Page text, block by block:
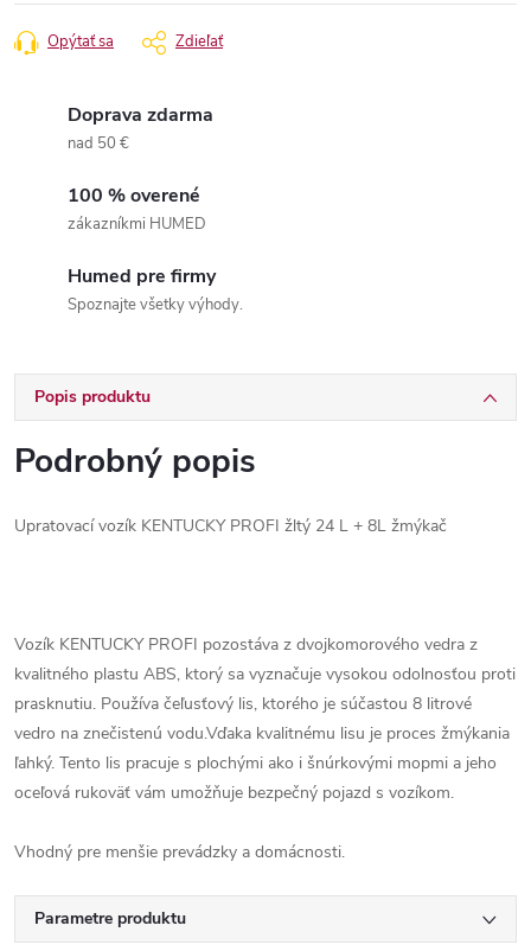
Opýtať sa Zdieľať
Doprava zdarma
nad 50 €
100 % overené
zákazníkmi HUMED
Humed pre firmy
Spoznajte všetky výhody.
Popis produktu
Podrobný popis
Upratovací vozík KENTUCKY PROFI žltý 24 L + 8L žmýkač
Vozík KENTUCKY PROFI pozostáva z dvojkomorového vedra z
kvalitného plastu ABS, ktorý sa vyznačuje vysokou odolnosťou proti
prasknutiu. Používa čeľusťový lis, ktorého je súčastou 8 litrové
vedro na znečistenú vodu.Vďaka kvalitnému lisu je proces žmýkania
ľahký. Tento lis pracuje s plochými ako i šnúrkovými mopmi a jeho
oceľová rukoväť vám umožňuje bezpečný pojazd s vozíkom.
Vhodný pre menšie prevádzky a domácnosti.
Parametre produktu